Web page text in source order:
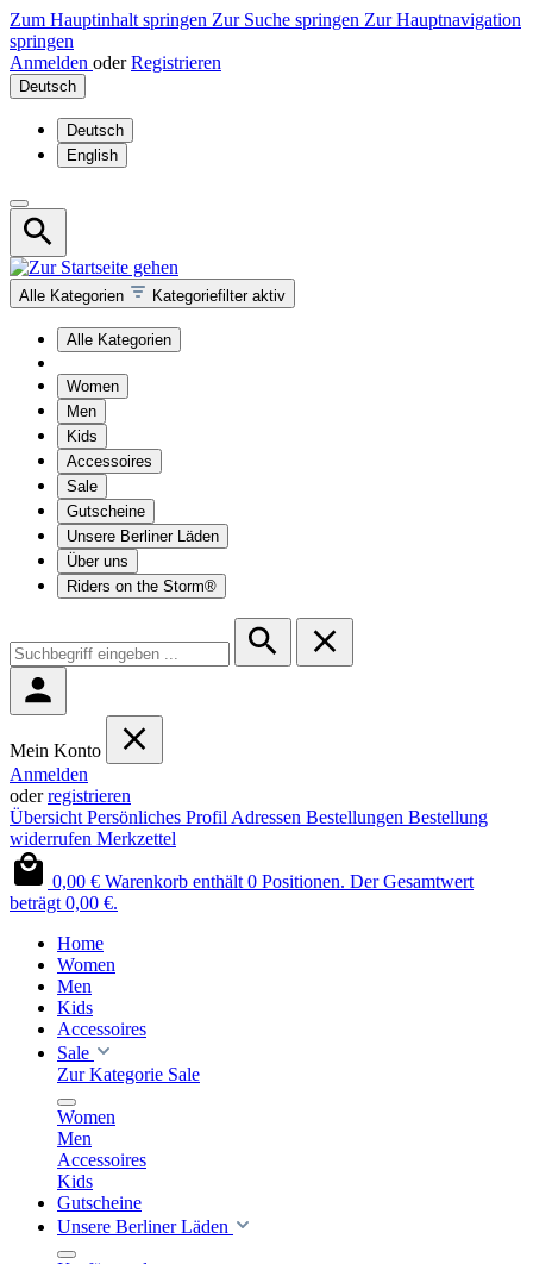
Zum Hauptinhalt springen Zur Suche springen Zur Hauptnavigation
springen
Anmelden oder Registrieren
Deutsch
Deutsch
English
Alle Kategorien Kategoriefilter aktiv
Alle Kategorien
Women
Men
Kids
Accessoires
Sale
Gutscheine
Unsere Berliner Läden
Über uns
Riders on the Storm®
Mein Konto
Anmelden
oderregistrieren
Übersicht Persönliches Profil Adressen Bestellungen Bestellung
widerrufen Merkzettel
0,00 € Warenkorb enthält 0 Positionen. Der Gesamtwert
beträgt 0,00 €.
Home
Women
Men
Kids
Accessoires
Sale
Zur Kategorie Sale
Women
Men
Accessoires
Kids
Gutscheine
Unsere Berliner Läden